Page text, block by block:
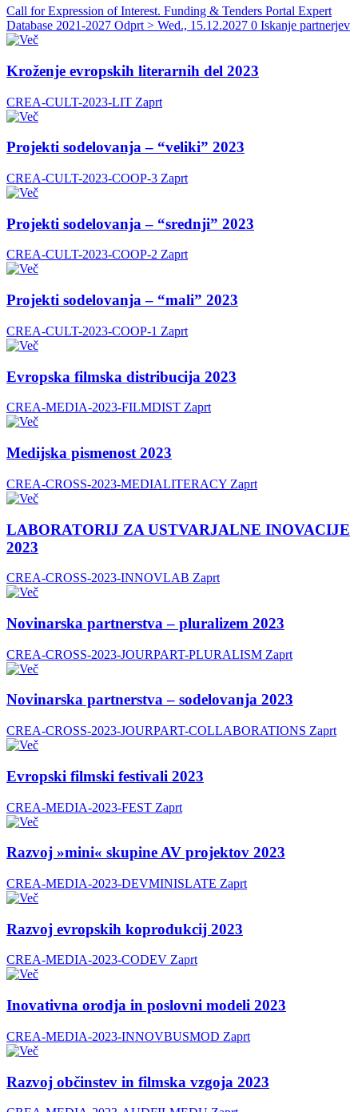
Call for Expression of Interest. Funding & Tenders Portal Expert
Database 2021-2027 Odprt > Wed., 15.12.2027 0 Iskanje partnerjev
Kroženje evropskih literarnih del 2023
CREA-CULT-2023-LIT Zaprt
Projekti sodelovanja – “veliki” 2023
CREA-CULT-2023-COOP-3 Zaprt
Projekti sodelovanja – “srednji” 2023
CREA-CULT-2023-COOP-2 Zaprt
Projekti sodelovanja – “mali” 2023
CREA-CULT-2023-COOP-1 Zaprt
Evropska filmska distribucija 2023
CREA-MEDIA-2023-FILMDIST Zaprt
Medijska pismenost 2023
CREA-CROSS-2023-MEDIALITERACY Zaprt
LABORATORIJ ZA USTVARJALNE INOVACIJE
2023
CREA-CROSS-2023-INNOVLAB Zaprt
Novinarska partnerstva – pluralizem 2023
CREA-CROSS-2023-JOURPART-PLURALISM Zaprt
Novinarska partnerstva – sodelovanja 2023
CREA-CROSS-2023-JOURPART-COLLABORATIONS Zaprt
Evropski filmski festivali 2023
CREA-MEDIA-2023-FEST Zaprt
Razvoj »mini« skupine AV projektov 2023
CREA-MEDIA-2023-DEVMINISLATE Zaprt
Razvoj evropskih koprodukcij 2023
CREA-MEDIA-2023-CODEV Zaprt
Inovativna orodja in poslovni modeli 2023
CREA-MEDIA-2023-INNOVBUSMOD Zaprt
Razvoj občinstev in filmska vzgoja 2023